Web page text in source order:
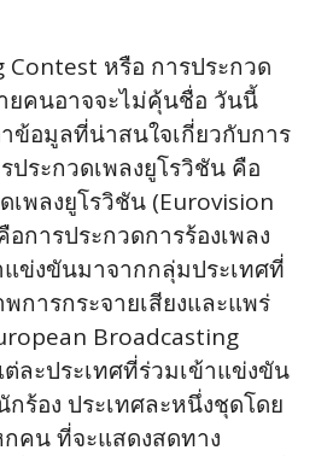
Contest หรือ การประกวด
ยคนอาจจะไม่คุ้นชื่อ วันนี้
ข้อมูลที่น่าสนใจเกี่ยวกับการ
ประกวดเพลงยูโรวิชัน คือ
เพลงยูโรวิชัน (Eurovision
การประกวดการร้องเพลง
แข่งขันมาจากกลุ่มประเทศที่
การกระจายเสียงและแพร่
Broadcasting
ต่ละประเทศที่ร่วมเข้าแข่งขัน
กร้อง ประเทศละหนึ่งชุดโดย
คน ที่จะแสดงสดทาง